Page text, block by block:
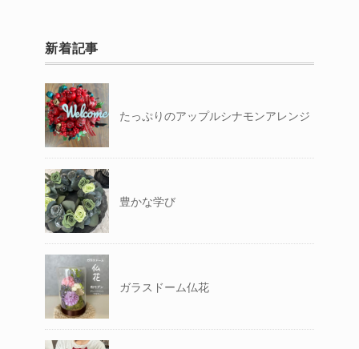
新着記事
たっぷりのアップルシナモンアレンジ
豊かな学び
ガラスドーム仏花